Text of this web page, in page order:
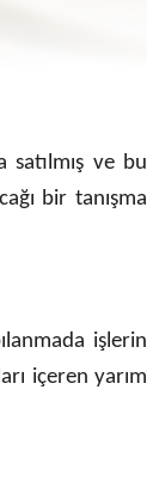
satılmış ve bu
bir tanışma
işlerin
içeren yarım